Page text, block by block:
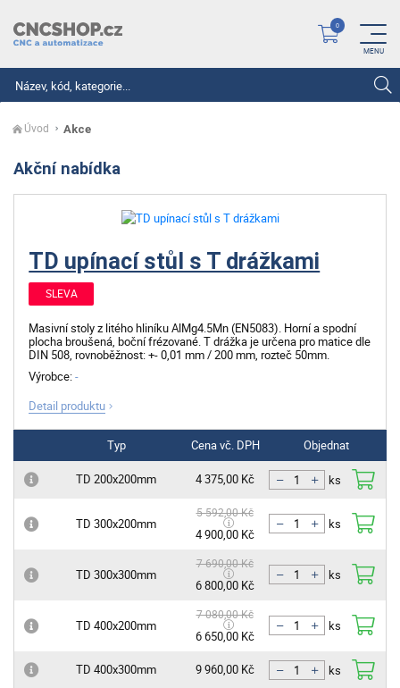
Úvod Akce
Akční nabídka
TD upínací stůl s T drážkami
SLEVA
Masivní stoly z litého hliníku AlMg4.5Mn (EN5083). Horní a spodní
plocha broušená, boční frézované. T drážka je určena pro matice dle
DIN 508, rovnoběžnost: +- 0,01 mm / 200 mm, rozteč 50mm.
Výrobce:-
Detail produktu
Typ Cena vč. DPH Objednat
TD 200x200mm 4 375,00 Kč ks
TD 300x200mm
5 592,00 Kč
4 900,00 Kč ks
TD 300x300mm
7 690,00 Kč
6 800,00 Kč ks
TD 400x200mm
7 080,00 Kč
6 650,00 Kč ks
TD 400x300mm 9 960,00 Kč ks